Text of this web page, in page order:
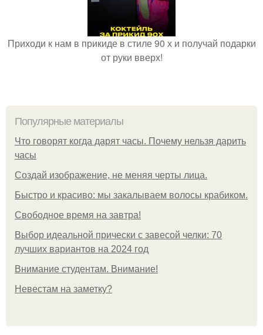
Приходи к нам в прикиде в стиле 90 х и получай подарки
от руки вверх!
Популярные материалы
Что говорят когда дарят часы. Почему нельзя дарить
часы
Создай изображение, не меняя черты лица.
Быстро и красиво: мы закалываем волосы крабиком.
Свободное время на завтра!
Выбор идеальной прически с завесой челки: 70
лучших вариантов на 2024 год
Внимание студентам. Внимание!
Невестам на заметку?